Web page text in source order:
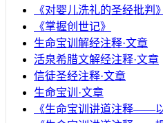
《对婴儿洗礼的圣经批判
《掌握创世记》
生命宝训解经注释·文章
活泉希腊文解经注释·文章
信徒圣经注释·文章
生命宝训·文章
《生命宝训讲道注释——